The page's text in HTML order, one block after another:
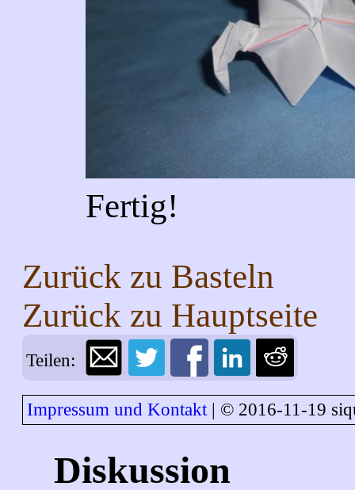
Fertig!
Zurück zu Basteln
Zurück zu Hauptseite
Teilen:
Impressum und Kontakt| © 2016-11-19
Diskussion